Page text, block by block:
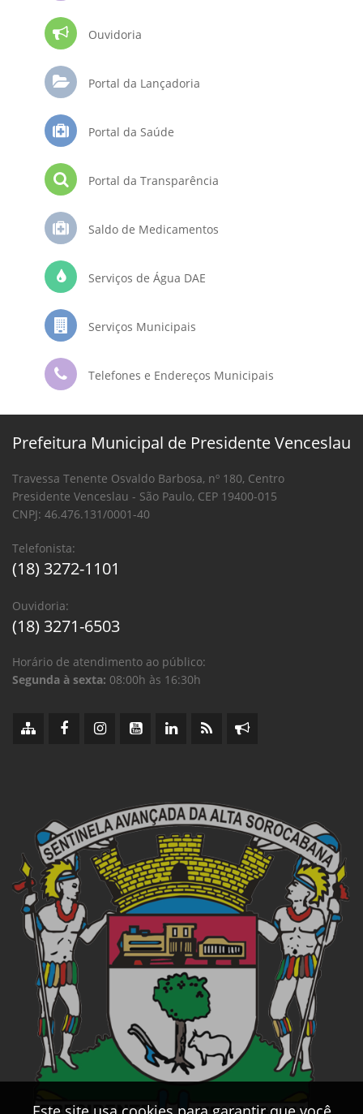
Ouvidoria
Portal da Lançadoria
Portal da Saúde
Portal da Transparência
Saldo de Medicamentos
Serviços de Água DAE
Serviços Municipais
Telefones e Endereços Municipais
Prefeitura Municipal de Presidente Venceslau
Travessa Tenente Osvaldo Barbosa, nº 180, Centro
Presidente Venceslau - São Paulo, CEP 19400-015
CNPJ: 46.476.131/0001-40
Telefonista:
(18) 3272-1101
Ouvidoria:
(18) 3271-6503
Horário de atendimento ao público:
Segunda à sexta: 08:00h às 16:30h